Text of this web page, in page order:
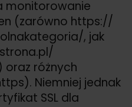
monitorowanie
(zarówno https://
, jak
oraz różnych
Niemniej jednak
SSL dla